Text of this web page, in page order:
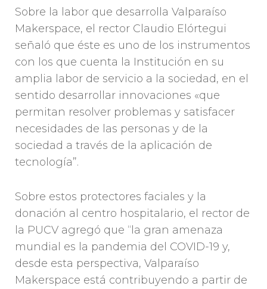
Sobre la labor que desarrolla Valparaíso
Makerspace, el rector Claudio Elórtegui
señaló que éste es uno de los instrumentos
con los que cuenta la Institución en su
amplia labor de servicio a la sociedad, en el
sentido desarrollar innovaciones «que
permitan resolver problemas y satisfacer
necesidades de las personas y de la
sociedad a través de la aplicación de
tecnología”.
Sobre estos protectores faciales y la
donación al centro hospitalario, el rector de
la PUCV agregó que “la gran amenaza
mundial es la pandemia del COVID-19 y,
desde esta perspectiva, Valparaíso
Makerspace está contribuyendo a partir de